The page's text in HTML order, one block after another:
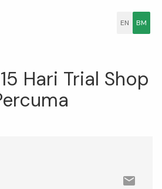
EN BM
Hari Trial Shop
email